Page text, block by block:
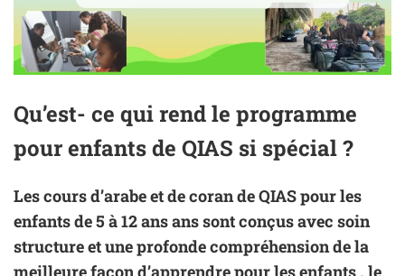
Qu’est- ce qui rend le programme
pour enfants de QIAS si spécial ?
Les cours d’arabe et de coran de QIAS pour les
enfants de5 à 12ans ans sont conçus avec soin
structure et une profonde compréhension de la
meilleure façon d’apprendre pour les enfants . le